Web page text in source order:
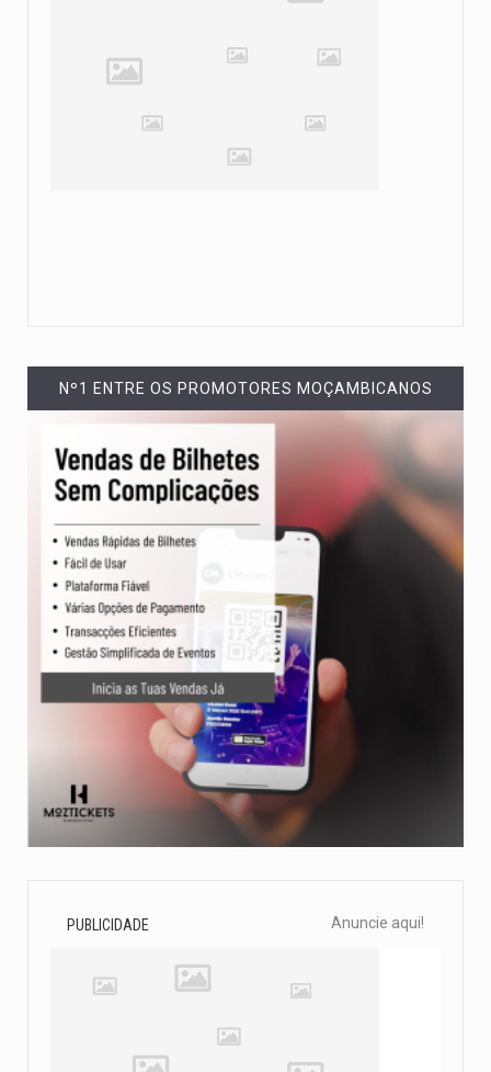
Nº1 ENTRE OS PROMOTORES MOÇAMBICANOS
PUBLICIDADE Anuncie aqui!